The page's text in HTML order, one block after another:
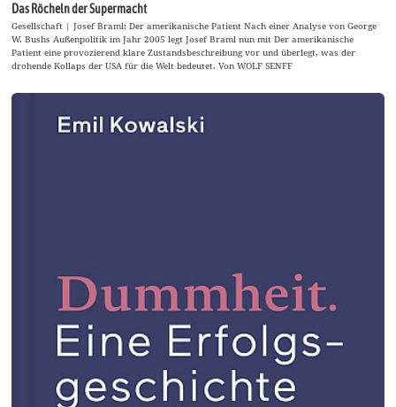
Das Röcheln der Supermacht
Gesellschaft | Josef Braml: Der amerikanische Patient Nach einer Analyse von George
W. Bushs Außenpolitik im Jahr 2005 legt Josef Braml nun mit Der amerikanische
Patient eine provozierend klare Zustandsbeschreibung vor und überlegt, was der
drohende Kollaps der USA für die Welt bedeutet. Von WOLF SENFF